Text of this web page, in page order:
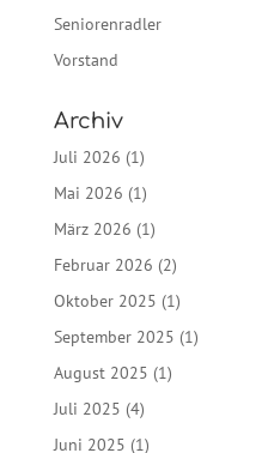
Seniorenradler
Vorstand
Archiv
Juli 2026 (1)
Mai 2026 (1)
März 2026 (1)
Februar 2026 (2)
Oktober 2025 (1)
September 2025 (1)
August 2025 (1)
Juli 2025 (4)
Juni 2025 (1)